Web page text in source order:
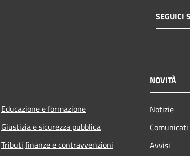
SEGUICI
Educazione e formazione
Giustizia e sicurezza pubblica
Tributi,finanze e contravvenzioni
NOVITÀ
Notizie
Comunicati
Avvisi